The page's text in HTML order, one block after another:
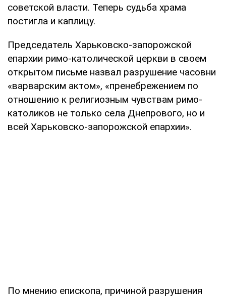
советской власти. Теперь судьба храма
постигла и каплицу.
Председатель Харьковско-запорожской
епархии римо-католической церкви в своем
открытом письме назвал разрушение часовни
«варварским актом», «пренебрежением по
отношению к религиозным чувствам римо-
католиков не только села Днепрового, но и
всей Харьковско-запорожской епархии».
По мнению епископа, причиной разрушения